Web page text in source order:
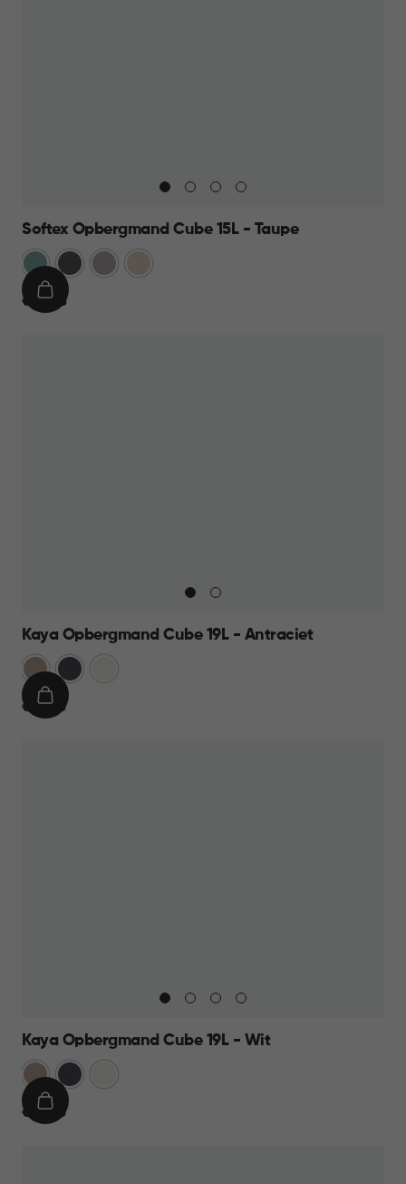
Softex Opbergmand Cube 15L - Taupe
BlauwAntraciet
TaupeBeige
€
€ 10,95
IN
Kaya Opbergmand Cube 19L - Antraciet
Warm
Taupe
Antraciet
€
€ 12,95
IN
Kaya Opbergmand Cube 19L - Wit
Warm
Taupe
Antraciet
€
€ 12,95
IN